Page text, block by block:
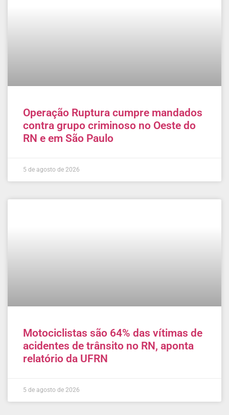
Operação Ruptura cumpre mandados
contra grupo criminoso no Oeste do
RN e em São Paulo
5 de agosto de 2026
Motociclistas são 64% das vítimas de
acidentes de trânsito no RN, aponta
relatório da UFRN
5 de agosto de 2026